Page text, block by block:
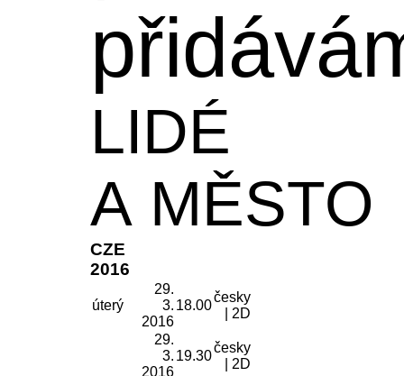
LIDÉ
A MĚSTO
CZE
2016
úterý
29.
3.
2016
18.00
česky
| 2D
29.
3.
2016
19.30
česky
| 2D